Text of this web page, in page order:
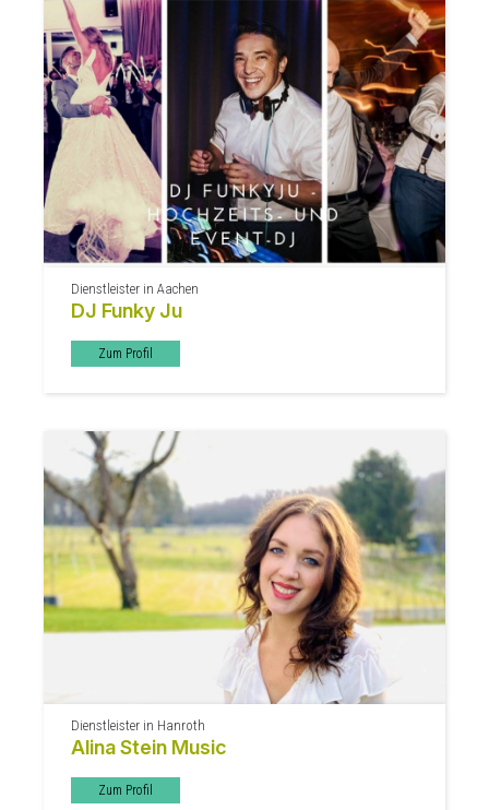
Dienstleister in Aachen
DJ Funky Ju
Zum Profil
Dienstleister in Hanroth
Alina Stein Music
Zum Profil